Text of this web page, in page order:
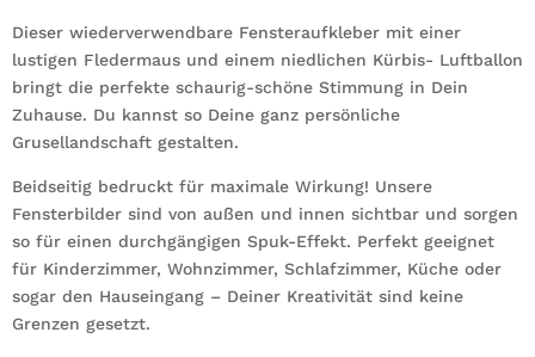
Dieser wiederverwendbare Fensteraufkleber mit einer
lustigen Fledermaus und einem niedlichen Kürbis- Luftballon
bringt die perfekte schaurig-schöne Stimmung in Dein
Zuhause. Du kannst so Deine ganz persönliche
Grusellandschaft gestalten.
Beidseitig bedruckt für maximale Wirkung! Unsere
Fensterbilder sind von außen und innen sichtbar und sorgen
so für einen durchgängigen Spuk-Effekt. Perfekt geeignet
für Kinderzimmer, Wohnzimmer, Schlafzimmer, Küche oder
sogar den Hauseingang – Deiner Kreativität sind keine
Grenzen gesetzt.